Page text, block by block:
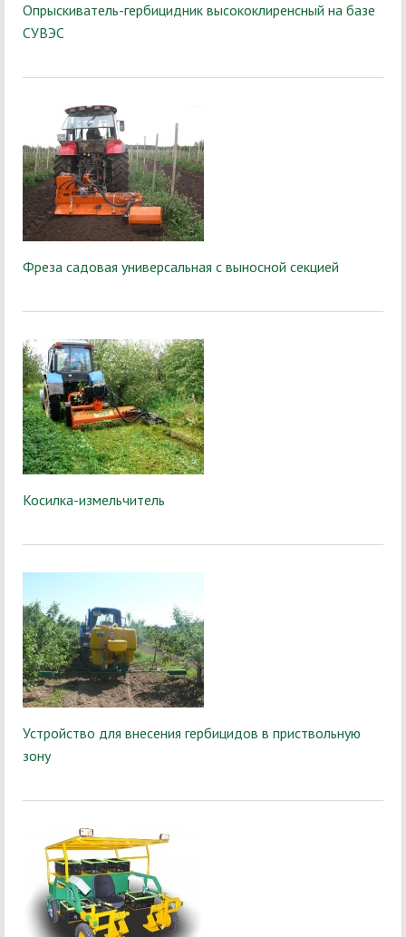
Опрыскиватель-гербицидник высококлиренсный на базе
СУВЭС
Фреза садовая универсальная с выносной секцией
Косилка-измельчитель
Устройство для внесения гербицидов в приствольную
зону